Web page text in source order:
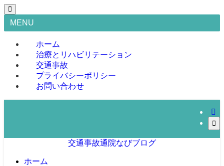
MENU
ホーム
治療とリハビリテーション
交通事故
プライバシーポリシー
お問い合わせ
交通事故通院なびブログ
ホーム